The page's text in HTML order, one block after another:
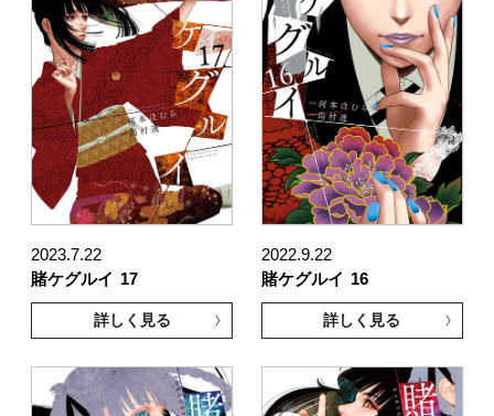
2023.7.22
賭ケグルイ 17
詳しく見る
2022.9.22
賭ケグルイ 16
詳しく見る